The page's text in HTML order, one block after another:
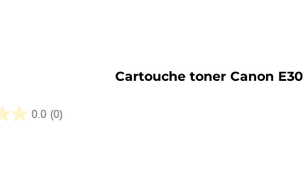
Cartouche toner Canon E30
0.0 (0)